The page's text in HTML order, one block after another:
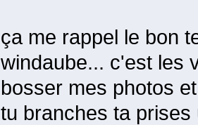
ça me rappel le bon
windaube... c'est les
bosser mes photos
tu branches ta